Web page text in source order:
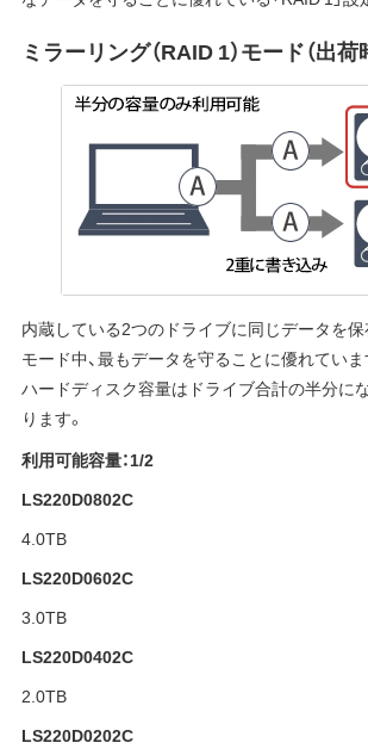
ミラーリング（RAID 1）モード（出荷
内蔵している2つのドライブに同じデータを
モード中、最もデータを守ることに優れていま
ハードディスク容量はドライブ合計の半分に
ります。
利用可能容量：1/2
LS220D0802C
4.0TB
LS220D0602C
3.0TB
LS220D0402C
2.0TB
LS220D0202C